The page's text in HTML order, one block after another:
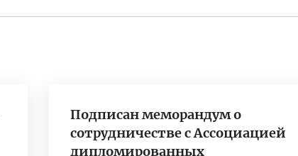
Подписан меморандум о
сотрудничестве с Ассоциацией
дипломированных